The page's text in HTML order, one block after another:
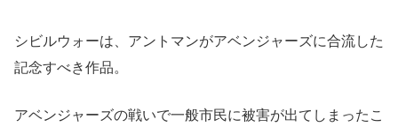
シビルウォーは、アントマンがアベンジャーズに合流した
記念すべき作品。
アベンジャーズの戦いで一般市民に被害が出てしまったこ